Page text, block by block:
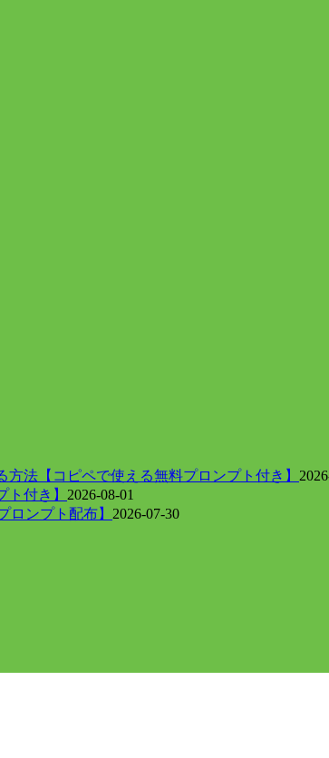
法【コピペで使える無料プロンプト付き】
付き】 2026-08-01
ンプト配布】 2026-07-30